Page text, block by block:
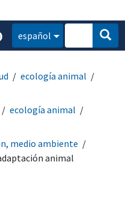
español
ecología animal
ecología animal
medio ambiente
animal